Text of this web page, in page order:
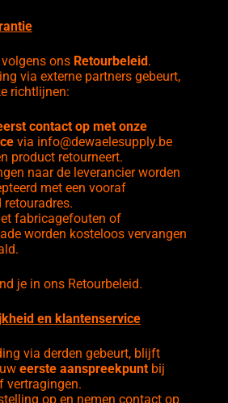
ons Retourbeleid.
via externe partners gebeurt,
richtlijnen:
contact op met onze
via info@dewaelesupply.be
product retourneert.
naar de leverancier worden
met een vooraf
retouradres.
fabricagefouten of
worden kosteloos vervangen
je in ons Retourbeleid.
en klantenservice
via derden gebeurt, blijft
eerste aanspreekpuntbij
vertragingen.
op en nemen contact op